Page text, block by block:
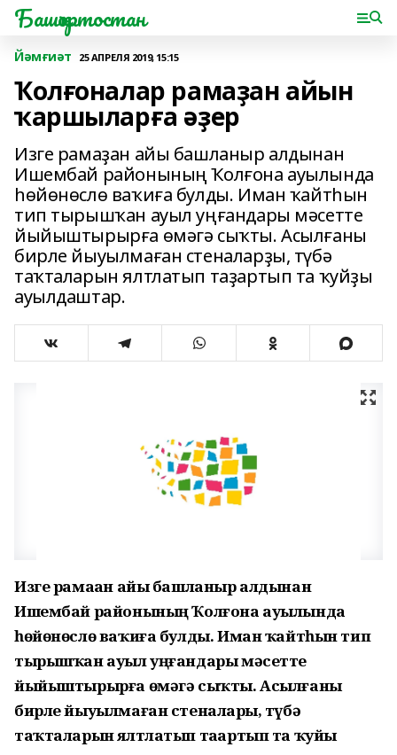
Башҡортостан
Йәмғиәт 25 АПРЕЛЯ 2019, 15:15
Ҡолғоналар рамаҙан айын
ҡаршыларға әҙер
Изге рамаҙан айы башланыр алдынан
Ишембай районының Ҡолғона ауылында
һөйөнөслө ваҡиға булды. Иман ҡайтһын
тип тырышҡан ауыл уңғандары мәсетте
йыйыштырырға өмәгә сыҡты. Асылғаны
бирле йыуылмаған стеналарҙы, түбә
таҡталарын ялтлатып таҙартып та ҡуйҙы
ауылдаштар.
Изге рамаҙан айы башланыр алдынан
Ишембай районының Ҡолғона ауылында
һөйөнөслө ваҡиға булды. Иман ҡайтһын тип
тырышҡан ауыл уңғандары мәсетте
йыйыштырырға өмәгә сыҡты. Асылғаны
бирле йыуылмаған стеналарҙы, түбә
таҡталарын ялтлатып таҙартып та ҡуйҙы